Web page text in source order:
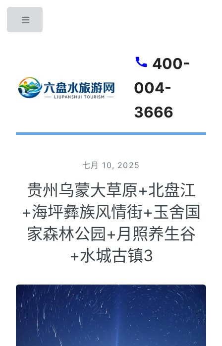
400-
004-
3666
七月 10, 2025
贵州乌蒙大草原+北盘江
+海坪彝族风情街+玉舍国
家森林公园+月照养生谷
+水城古镇3